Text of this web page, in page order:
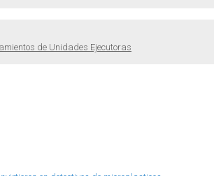
de Unidades Ejecutoras